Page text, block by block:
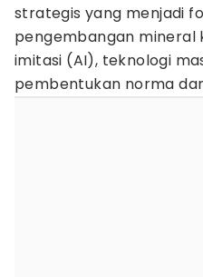
strategis yang menjadi
pengembangan mineral
imitasi (AI), teknologi
pembentukan norma